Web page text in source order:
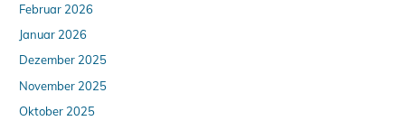
Februar 2026
Januar 2026
Dezember 2025
November 2025
Oktober 2025